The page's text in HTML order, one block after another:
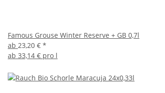
Famous Grouse Winter Reserve + GB 0,7l
ab 23,20 € *
ab 33,14 € pro l